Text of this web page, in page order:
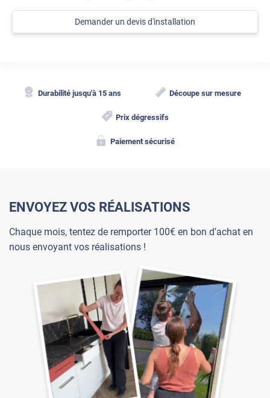
Demander un devis d'installation
Durabilité jusqu'à 15 ans Découpe sur mesure
Prix dégressifs
Paiement sécurisé
ENVOYEZ VOS RÉALISATIONS
Chaque mois, tentez de remporter 100€ en bon d'achat en
nous envoyant vos réalisations !